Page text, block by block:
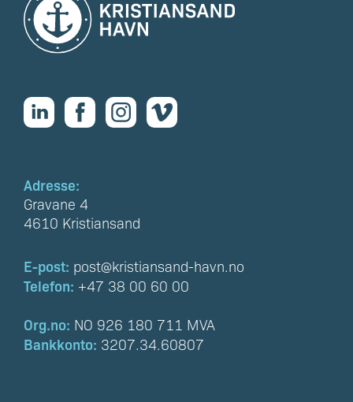
Adresse:
Gravane 4
4610 Kristiansand
E-post: post@kristiansand-havn.no
Telefon: +47 38 00 60 00
Org.no: NO 926 180 711 MVA
Bankkonto: 3207.34.60807